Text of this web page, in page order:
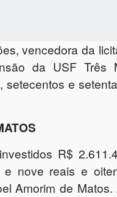
vencedora da
da USF
setecentos e
R$
e nove reais e
Amorim de